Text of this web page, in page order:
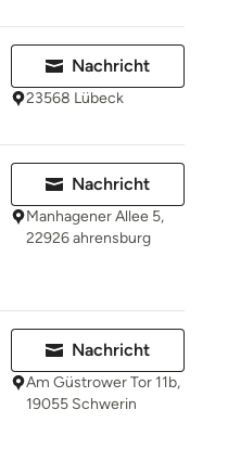
Nachricht
23568 Lübeck
Nachricht
Manhagener Allee 5,
22926 ahrensburg
Nachricht
Am Güstrower Tor 11b,
19055 Schwerin